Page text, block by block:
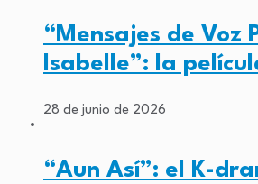
“Mensajes de Voz
Isabelle”: la
28 de junio de 2026
“Aun Así”: el K-